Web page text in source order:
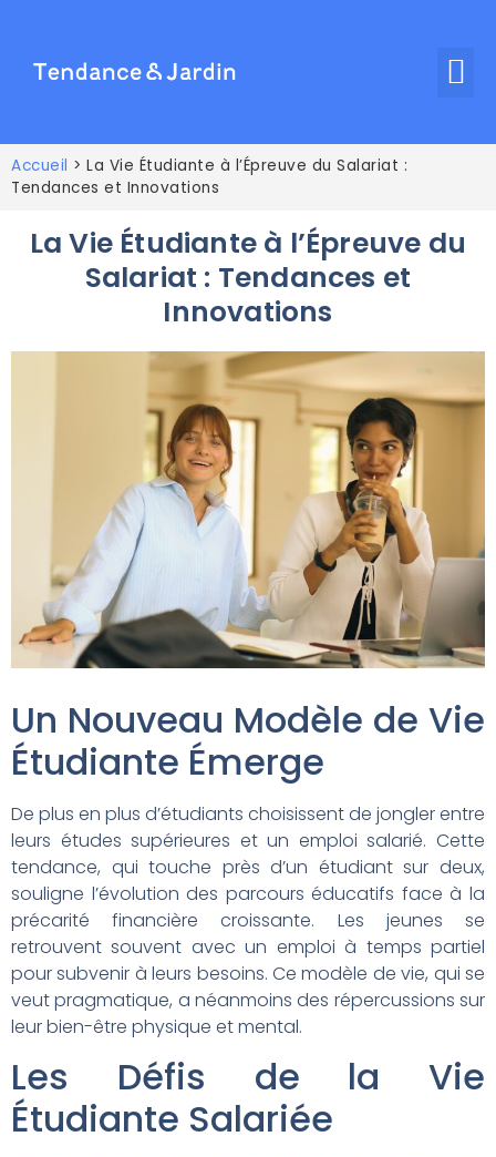
Accueil > La Vie Étudiante à l’Épreuve du Salariat :
Tendances et Innovations
La Vie Étudiante à l’Épreuve du
Salariat : Tendances et
Innovations
Un Nouveau Modèle de Vie
Étudiante Émerge
De plus en plus d’étudiants choisissent de jongler entre
leurs études supérieures et un emploi salarié. Cette
tendance, qui touche près d’un étudiant sur deux,
souligne l’évolution des parcours éducatifs face à la
précarité financière croissante. Les jeunes se
retrouvent souvent avec un emploi à temps partiel
pour subvenir à leurs besoins. Ce modèle de vie, qui se
veut pragmatique, a néanmoins des répercussions sur
leur bien-être physique et mental.
Les Défis de la Vie
Étudiante Salariée